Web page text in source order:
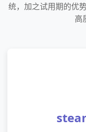
统，加之试用期的优
高